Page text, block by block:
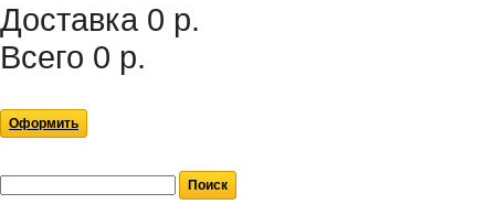
Доставка 0 р.
Всего 0 р.
Оформить